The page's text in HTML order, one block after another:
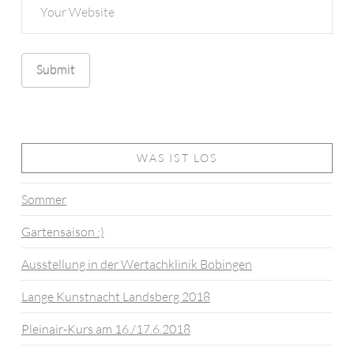
WAS IST LOS
Sommer
Gartensaison :)
Ausstellung in der Wertachklinik Bobingen
Lange Kunstnacht Landsberg 2018
Pleinair-Kurs am 16./17.6.2018